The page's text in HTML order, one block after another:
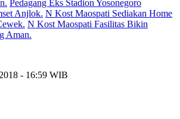
Pedagang Eks Stadion Yosonegoro
Anjlok. N Kost Maospati Sediakan Home
N Kost Maospati Fasilitas Bikin
Aman.
- 16:59 WIB